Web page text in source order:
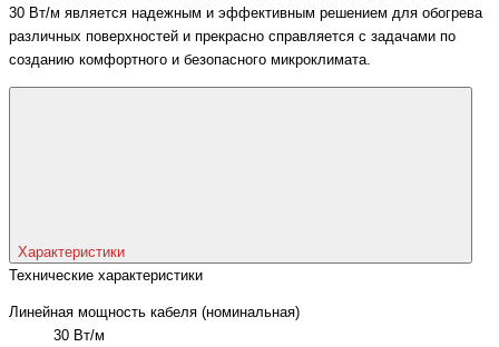
30 Вт/м является надежным и эффективным решением для обогрева
различных поверхностей и прекрасно справляется с задачами по
созданию комфортного и безопасного микроклимата.
Характеристики
Технические характеристики
Линейная мощность кабеля (номинальная)
30 Вт/м